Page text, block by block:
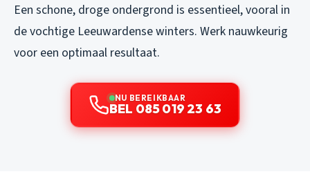
Een schone, droge ondergrond is essentieel, vooral in
de vochtige Leeuwardense winters. Werk nauwkeurig
voor een optimaal resultaat.
NU BEREIKBAAR
BEL 085 019 23 63